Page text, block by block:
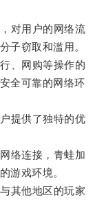
对用户的网络流
子窃取和滥用。
、网购等操作的
全可靠的网络环
提供了独特的优
络连接，青蛙加
游戏环境。
其他地区的玩家